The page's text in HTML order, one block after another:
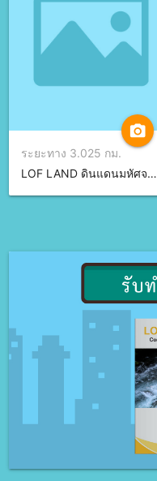
camera_alt
ระยะทาง 3.025 กม.
LOF LAND ดินแดนมหัศจรรย์ จ.ชลบุรี